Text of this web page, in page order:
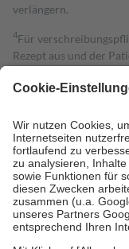
verlängern.
4Für
Rezept aus und der
Kosten dafür, der
Grundsätzlich leisten
Prozent des
höchstens zehn Euro.
Kosten der Leistung
Diese Regeln gelten
Bei Heilmitteln und
Zuzahlung zehn